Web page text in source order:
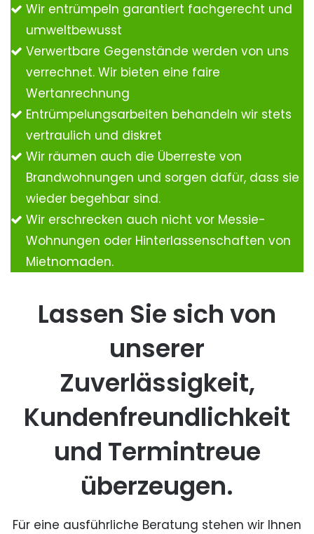
Wir entrümpeln garantiert fachgerecht und
umweltbewusst
Verwertbare Gegenstände werden von uns
verrechnet. Wir bieten eine faire
Wertanrechnung
Entrümpelungsarbeiten behandeln wir stets
vertraulich und diskret
Wir räumen auch die Überreste von
Brandwohnungen und sorgen dafür, dass sie
wieder begehbar sind.
Wir erschrecken auch nicht vor Messie-
Wohnungen oder Hinterlassenschaften von
Mietnomaden.
Lassen Sie sich von
unserer
Zuverlässigkeit,
Kundenfreundlichkeit
und Termintreue
überzeugen.
Für eine ausführliche Beratung stehen wir Ihnen